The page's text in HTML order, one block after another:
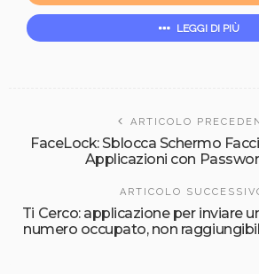
LEGGI DI PIÙ
ARTICOLO
FaceLock: Sblocca Schermo
Applicazioni con
ARTICOLO
Ti Cerco: applicazione per inviare
numero occupato, non